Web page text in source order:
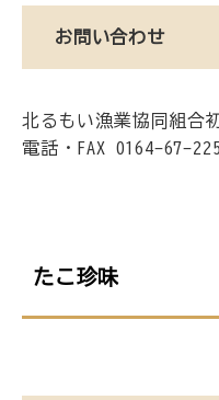
お問い合わせ
北るもい漁業協同組合
電話・FAX 0164-67-
たこ珍味